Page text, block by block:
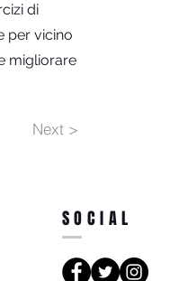
di
per vicino
migliorare
Next >
SOCIAL